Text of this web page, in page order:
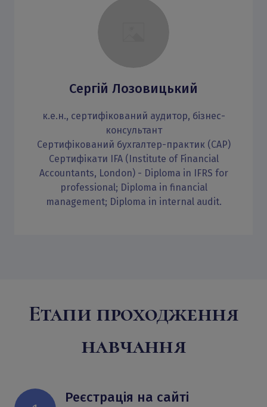
Сергій Лозовицький
к.е.н., сертифікований аудитор, бізнес-
консультант
Сертифікований бухгалтер-практик (САР)
Сертифікати IFA (Institute of Financial
Accountants, London) - Diploma in IFRS for
professional; Diploma in financial
management; Diploma in internal audit.
Етапи проходження
навчання
Реєстрація на сайті